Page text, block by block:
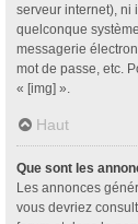
serveur internet), ni
quelconque
messagerie
mot de passe, etc.
« [img] ».
Haut
Que sont les
Les annonces
vous devriez